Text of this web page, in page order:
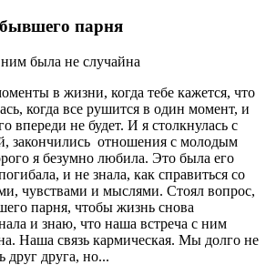
парня
была не случайна
в жизни, когда тебе кажется, что
когда все рушится в один момент, и
впереди не будет. И я столкнулась с
закончились отношения с молодым
я безумно любила. Это была его
и не знала, как справиться со
чувствами и мыслями. Стоял вопрос,
парня, чтобы жизнь снова
и знаю, что наша встреча с ним
Наша связь кармическая. Мы долго не
друг друга, но...